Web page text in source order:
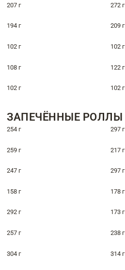
207 г 272 г
194 г 209 г
102 г 102 г
108 г 122 г
102 г 102 г
ЗАПЕЧЁННЫЕ РОЛЛЫ
254 г 297 г
259 г 217 г
247 г 297 г
158 г 178 г
292 г 173 г
257 г 238 г
304 г 314 г